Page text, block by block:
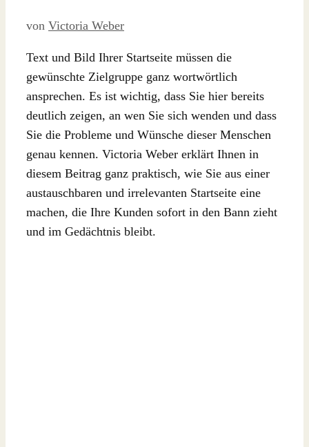
von Victoria Weber
Text und Bild Ihrer Startseite müssen die
gewünschte Zielgruppe ganz wortwörtlich
ansprechen. Es ist wichtig, dass Sie hier bereits
deutlich zeigen, an wen Sie sich wenden und dass
Sie die Probleme und Wünsche dieser Menschen
genau kennen. Victoria Weber erklärt Ihnen in
diesem Beitrag ganz praktisch, wie Sie aus einer
austauschbaren und irrelevanten Startseite eine
machen, die Ihre Kunden sofort in den Bann zieht
und im Gedächtnis bleibt.